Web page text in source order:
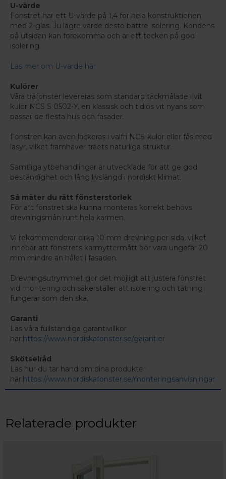
U-värde
Fönstret har ett U-värde på 1,4 för hela konstruktionen
med 2-glas. Ju lägre värde desto bättre isolering. Kondens
på utsidan kan förekomma och är ett tecken på god
isolering.
Läs mer om U-värde här
Kulörer
Våra träfönster levereras som standard täckmålade i vit
kulör NCS S 0502-Y, en klassisk och tidlös vit nyans som
passar de flesta hus och fasader.
Fönstren kan även lackeras i valfri NCS-kulör eller fås med
lasyr, vilket framhäver träets naturliga struktur.
Samtliga ytbehandlingar är utvecklade för att ge god
beständighet och lång livslängd i nordiskt klimat.
Så mäter du rätt fönsterstorlek
För att fönstret ska kunna monteras korrekt behövs
drevningsmån runt hela karmen.
Vi rekommenderar cirka 10 mm drevning per sida, vilket
innebär att fönstrets karmyttermått bör vara ungefär 20
mm mindre än hålet i fasaden.
Drevningsutrymmet gör det möjligt att justera fönstret
vid montering och säkerställer att isolering och tätning
fungerar som den ska.
Garanti
Läs våra fullständiga garantivillkor
här:https://www.nordiskafonster.se/garantier
Skötselråd
Läs hur du tar hand om dina produkter
här:https://www.nordiskafonster.se/monteringsanvisningar
Relaterade produkter